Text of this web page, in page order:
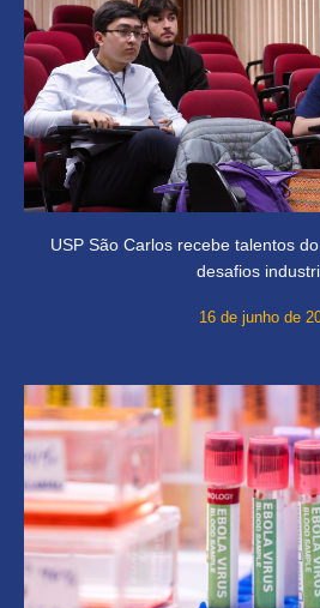
USP São Carlos recebe talentos
desafios
16 de junho de